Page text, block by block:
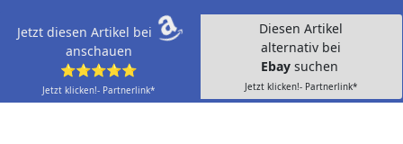
Jetzt diesen Artikel bei
anschauen
⭐⭐⭐⭐⭐
Jetzt klicken!- Partnerlink*
Diesen Artikel
alternativ bei
Ebay suchen
Jetzt klicken!- Partnerlink*